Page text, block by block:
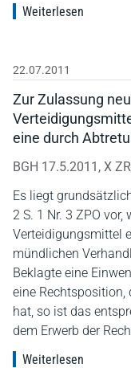
Weiterlesen
22.07.2011
Zur Zulassung
eine durch
BGH 17.5.2011, X
Es liegt
2 S. 1 Nr. 3 ZPO
Verteidigungsmittel
mündlichen
Beklagte eine
eine Rechtsposition,
hat, so ist das
dem Erwerb der
Weiterlesen